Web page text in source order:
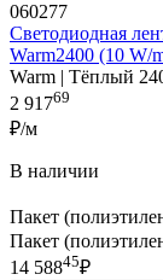
060277
Светодиодная
Warm2400 (10 W/
Warm | Тёплый
2 91769
₽/м
В наличии
Пакет
Пакет
14 58845₽